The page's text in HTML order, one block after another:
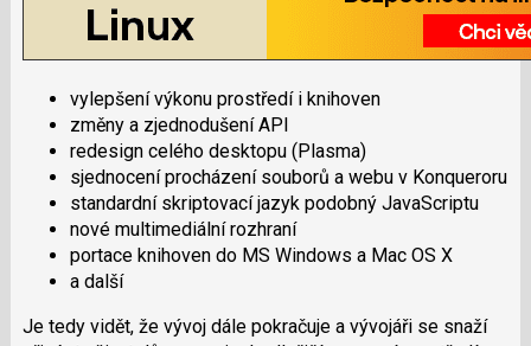
vylepšení výkonu prostředí i knihoven
změny a zjednodušení API
redesign celého desktopu (Plasma)
sjednocení procházení souborů a webu v Konqueroru
standardní skriptovací jazyk podobný JavaScriptu
nové multimediální rozhraní
portace knihoven do MS Windows a Mac OS X
a další
Je tedy vidět, že vývoj dále pokračuje a vývojáři se snaží